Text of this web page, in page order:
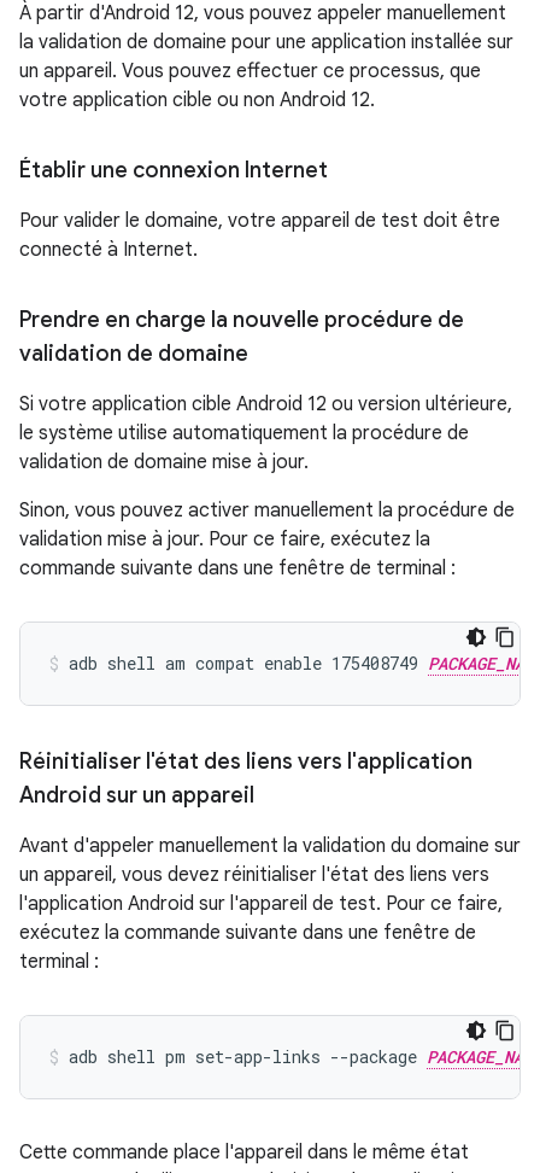
À partir d'Android 12, vous pouvez appeler manuellement
la validation de domaine pour une application installée sur
un appareil. Vous pouvez effectuer ce processus, que
votre application cible ou non Android 12.
Établir une connexion Internet
Pour valider le domaine, votre appareil de test doit être
connecté à Internet.
Prendre en charge la nouvelle procédure de
validation de domaine
Si votre application cible Android 12 ou version ultérieure,
le système utilise automatiquement la procédure de
validation de domaine mise à jour.
Sinon, vous pouvez activer manuellement la procédure de
validation mise à jour. Pour ce faire, exécutez la
commande suivante dans une fenêtre de terminal :
adb shell am compat enable 175408749
Réinitialiser l'état des liens vers l'application
Android sur un appareil
Avant d'appeler manuellement la validation du domaine sur
un appareil, vous devez réinitialiser l'état des liens vers
l'application Android sur l'appareil de test. Pour ce faire,
exécutez la commande suivante dans une fenêtre de
terminal :
adb shell pm set-app-links --package
Cette commande place l'appareil dans le même état